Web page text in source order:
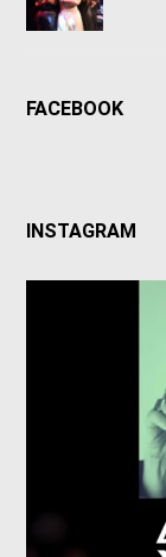
FACEBOOK
INSTAGRAM